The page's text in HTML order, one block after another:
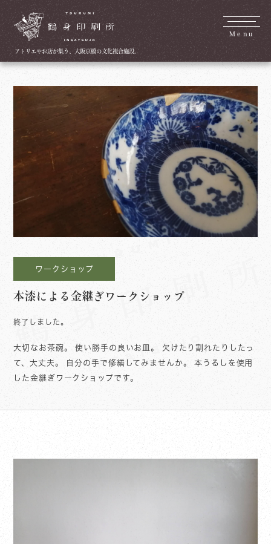
アトリエやお店が集う、大阪京橋の文化複合施設。
Menu
ワークショップ
本漆による金継ぎワークショップ
終了しました。
大切なお茶碗。 使い勝手の良いお皿。 欠けたり割れたりしたっ
て、大丈夫。 自分の手で修繕してみませんか。 本うるしを使用
した金継ぎワークショップです。